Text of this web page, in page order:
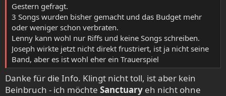
Gestern gefragt.
3 Songs wurden bisher gemacht und das Budget mehr
oder weniger schon verbraten.
Lenny kann wohl nur Riffs und keine Songs schreiben.
Joseph wirkte jetzt nicht direkt frustriert, ist ja nicht seine
Band, aber es ist wohl eher ein Trauerspiel
Danke für die Info. Klingt nicht toll, ist aber kein
Beinbruch - ich möchte Sanctuary eh nicht ohne